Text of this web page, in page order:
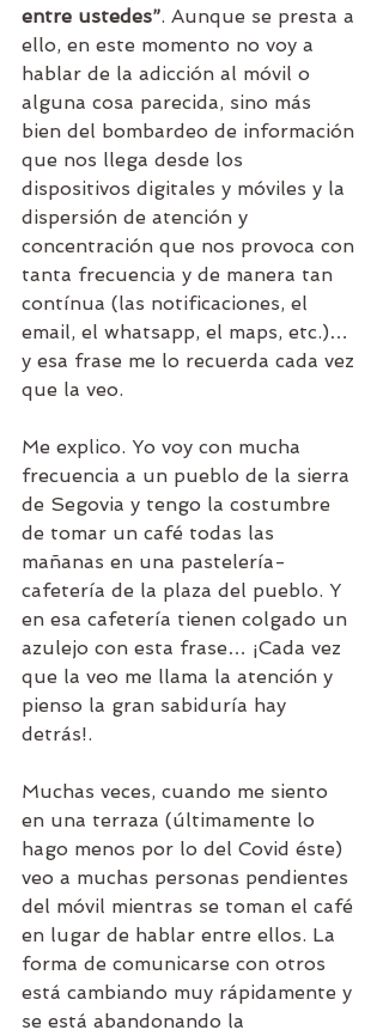
entre ustedes”. Aunque se presta a
ello, en este momento no voy a
hablar de la adicción al móvil o
alguna cosa parecida, sino más
bien del bombardeo de información
que nos llega desde los
dispositivos digitales y móviles y la
dispersión de atención y
concentración que nos provoca con
tanta frecuencia y de manera tan
contínua (las notificaciones, el
email, el whatsapp, el maps, etc.)…
y esa frase me lo recuerda cada vez
que la veo.
Me explico. Yo voy con mucha
frecuencia a un pueblo de la sierra
de Segovia y tengo la costumbre
de tomar un café todas las
mañanas en una pastelería-
cafetería de la plaza del pueblo. Y
en esa cafetería tienen colgado un
azulejo con esta frase… ¡Cada vez
que la veo me llama la atención y
pienso la gran sabiduría hay
detrás!.
Muchas veces, cuando me siento
en una terraza (últimamente lo
hago menos por lo del Covid éste)
veo a muchas personas pendientes
del móvil mientras se toman el café
en lugar de hablar entre ellos. La
forma de comunicarse con otros
está cambiando muy rápidamente y
se está abandonando la